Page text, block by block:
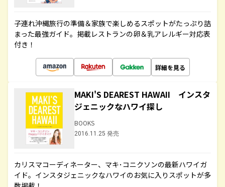
子連れ沖縄旅行の準備＆家族で楽しめるスポットがたっぷり詰
まった最強ガイド。掲載レストランの卵＆乳アレルギー対応表
付き！
詳細を見る
MAKI'S DEAREST HAWAII インスタ
ジェニックなハワイ探し
BOOKS
2016.11.25 発売
カリスマコーディネーター、マキ･コニクソンの最新ハワイガ
イド。インスタジェニックなハワイのお気に入りスポットが多